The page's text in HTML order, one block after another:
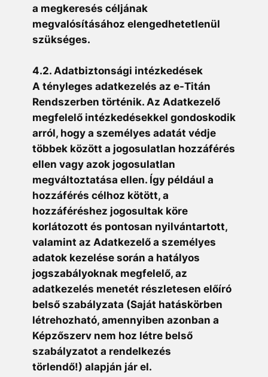
a megkeresés céljának
megvalósításához elengedhetetlenül
szükséges.
4.2. Adatbiztonsági intézkedések
A tényleges adatkezelés az e-Titán
Rendszerben történik. Az Adatkezelő
megfelelő intézkedésekkel gondoskodik
arról, hogy a személyes adatát védje
többek között a jogosulatlan hozzáférés
ellen vagy azok jogosulatlan
megváltoztatása ellen. Így például a
hozzáférés célhoz kötött, a
hozzáféréshez jogosultak köre
korlátozott és pontosan nyilvántartott,
valamint az Adatkezelő a személyes
adatok kezelése során a hatályos
jogszabályoknak megfelelő, az
adatkezelés menetét részletesen előíró
belső szabályzata (Saját hatáskörben
létrehozható, amennyiben azonban a
Képzőszerv nem hoz létre belső
szabályzatot a rendelkezés
törlendő!) alapján jár el.